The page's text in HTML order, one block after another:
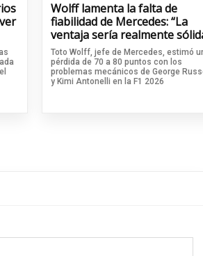
Wolff lamenta la falta de
fiabilidad de Mercedes: “La
ventaja sería realmente
Toto Wolff, jefe de Mercedes, estimó
pérdida de 70 a 80 puntos con los
problemas mecánicos de George
y Kimi Antonelli en la F1 2026